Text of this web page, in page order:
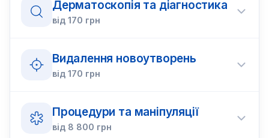
Дерматоскопія та діагностика
від 170 грн
Видалення новоутворень
від 170 грн
Процедури та маніпуляції
від 8 800 грн